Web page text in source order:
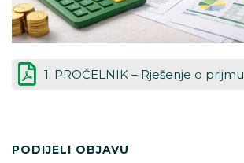
1. PROČELNIK – Rješenje o prijmu
PODIJELI OBJAVU